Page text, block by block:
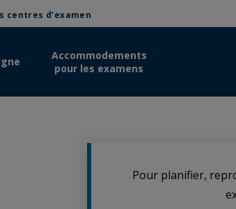
centres d’examen
Accommodements
pour les examens
Pour planifier,